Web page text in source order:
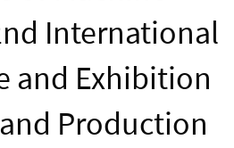
International
and Exhibition
Production